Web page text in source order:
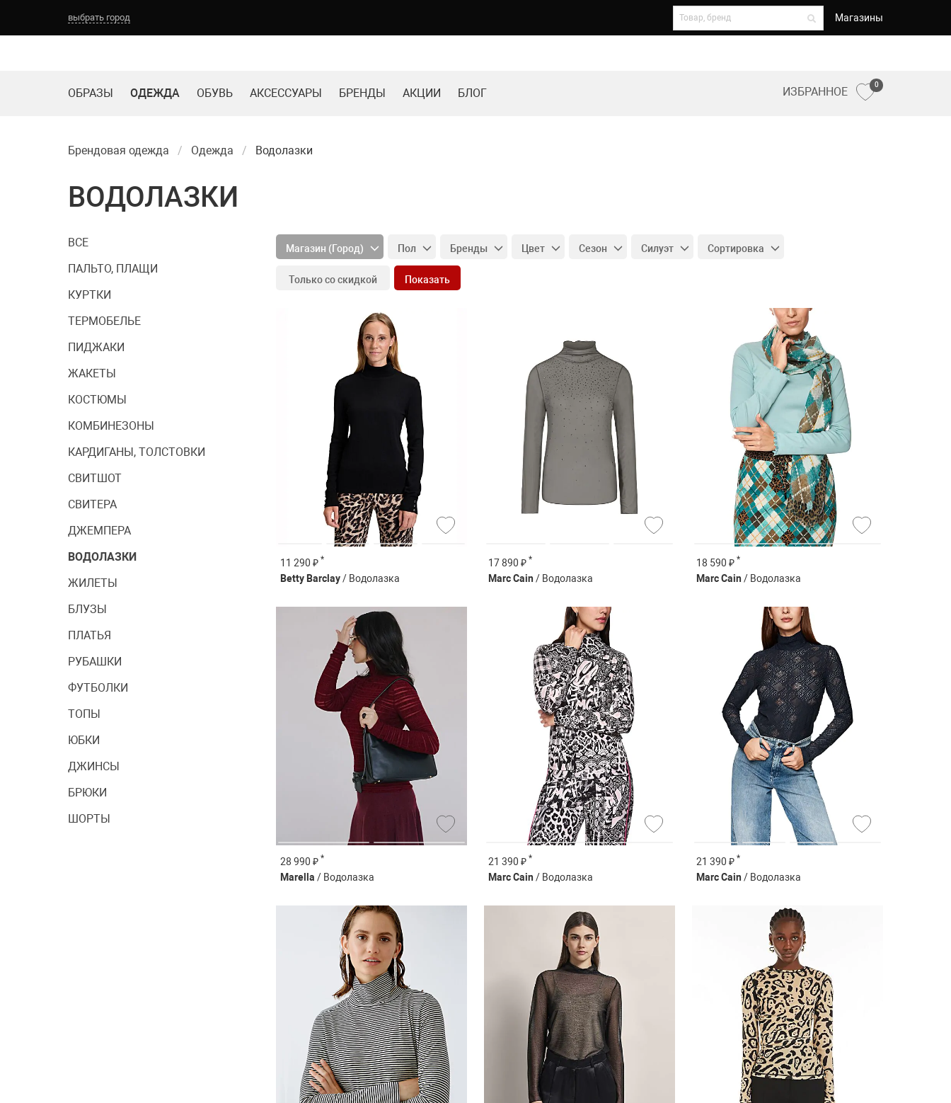
выбрать город Магазины
ТОМСК НОВОКУЗНЕЦК КЕМЕРОВО БАРНАУЛ
ОБРАЗЫ ОДЕЖДА ОБУВЬ АКСЕССУАРЫ БРЕНДЫ АКЦИИ БЛОГ ИЗБРАННОЕ
0
Брендовая одежда Одежда Водолазки
ВОДОЛАЗКИ
ВСЕ
ПАЛЬТО, ПЛАЩИ
КУРТКИ
ТЕРМОБЕЛЬЕ
ПИДЖАКИ
ЖАКЕТЫ
КОСТЮМЫ
КОМБИНЕЗОНЫ
КАРДИГАНЫ, ТОЛСТОВКИ
СВИТШОТ
СВИТЕРА
ДЖЕМПЕРА
ВОДОЛАЗКИ
ЖИЛЕТЫ
БЛУЗЫ
ПЛАТЬЯ
РУБАШКИ
ФУТБОЛКИ
ТОПЫ
ЮБКИ
ДЖИНСЫ
БРЮКИ
ШОРТЫ
Магазин (Город) Пол Бренды Цвет Сезон Силуэт Сортировка
Только со скидкой Показать
11 290 ₽ *
Betty Barclay/ Водолазка
17 890 ₽ *
Marc Cain / Водолазка
18 590 ₽ *
Marc Cain / Водолазка
28 990 ₽ *
Marella / Водолазка
21 390 ₽ *
Marc Cain / Водолазка
21 390 ₽ *
Marc Cain / Водолазка